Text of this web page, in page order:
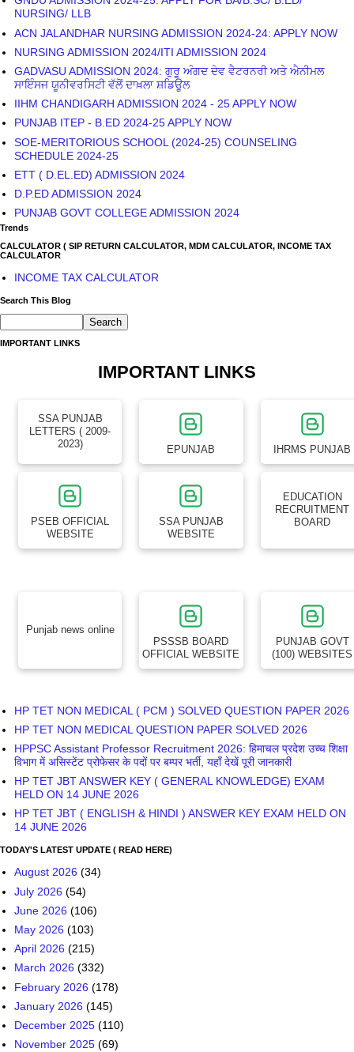
NURSING/ LLB
ACN JALANDHAR NURSING ADMISSION 2024-24: APPLY NOW
NURSING ADMISSION 2024/ITI ADMISSION 2024
GADVASU ADMISSION 2024: ਗੁਰੂ ਅੰਗਦ ਦੇਵ ਵੈਟਰਨਰੀ ਅਤੇ ਐਨੀਮਲ
ਸਾਇੰਸਜ ਯੂਨੀਵਰਸਿਟੀ ਵੱਲੋਂ ਦਾਖ਼ਲਾ ਸ਼ਡਿਊਲ
IIHM CHANDIGARH ADMISSION 2024 - 25 APPLY NOW
PUNJAB ITEP - B.ED 2024-25 APPLY NOW
SOE-MERITORIOUS SCHOOL (2024-25) COUNSELING
SCHEDULE 2024-25
ETT ( D.EL.ED) ADMISSION 2024
D.P.ED ADMISSION 2024
PUNJAB GOVT COLLEGE ADMISSION 2024
Trends
CALCULATOR ( SIP RETURN CALCULATOR, MDM CALCULATOR, INCOME TAX
CALCULATOR
INCOME TAX CALCULATOR
Search This Blog
IMPORTANT LINKS
IMPORTANT LINKS
SSA PUNJAB
LETTERS ( 2009-
2023)
EPUNJAB IHRMS PUNJAB
PSEB OFFICIAL
WEBSITE
SSA PUNJAB
WEBSITE
EDUCATION
RECRUITMENT
BOARD
Punjab news online
PSSSB BOARD
OFFICIAL WEBSITE
PUNJAB GOVT
(100) WEBSITES
HP TET NON MEDICAL ( PCM ) SOLVED QUESTION PAPER 2026
HP TET NON MEDICAL QUESTION PAPER SOLVED 2026
HPPSC Assistant Professor Recruitment 2026: हिमाचल प्रदेश उच्च शिक्षा
विभाग में असिस्टेंट प्रोफेसर के पदों पर बम्पर भर्ती, यहाँ देखें पूरी जानकारी
HP TET JBT ANSWER KEY ( GENERAL KNOWLEDGE) EXAM
HELD ON 14 JUNE 2026
HP TET JBT ( ENGLISH & HINDI ) ANSWER KEY EXAM HELD ON
14 JUNE 2026
TODAY'S LATEST UPDATE ( READ HERE)
August 2026 (34)
July 2026 (54)
June 2026 (106)
May 2026 (103)
April 2026 (215)
March 2026 (332)
February 2026 (178)
January 2026 (145)
December 2025 (110)
November 2025 (69)